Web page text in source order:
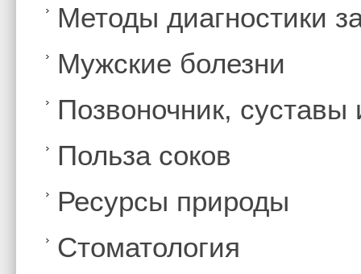
Методы диагностики
Мужские болезни
Позвоночник,
Польза соков
Ресурсы природы
Стоматология